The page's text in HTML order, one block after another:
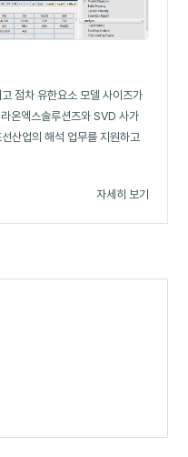
점차 유한요소 모델 사이즈가
온엑스솔루션즈와 SVD 사가
업의 해석 업무를 지원하고
자세히 보기